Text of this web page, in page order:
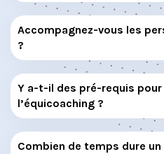
Accompagnez-vous les
?
Y a-t-il des pré-requis pour
l’équicoaching ?
Combien de temps dure un